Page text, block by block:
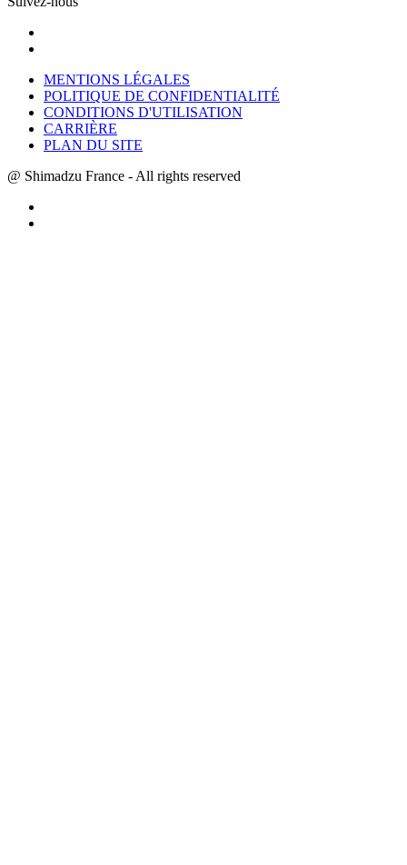
MENTIONS LÉGALES
POLITIQUE DE CONFIDENTIALITÉ
CONDITIONS D'UTILISATION
CARRIÈRE
PLAN DU SITE
@ Shimadzu France - All rights reserved